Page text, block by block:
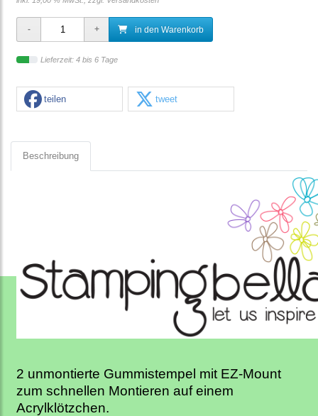
in den Warenkorb
Lieferzeit: 4 bis 6 Tage
teilen tweet
Beschreibung
2 unmontierte Gummistempel mit EZ-Mount
zum schnellen Montieren auf einem
Acrylklötzchen.